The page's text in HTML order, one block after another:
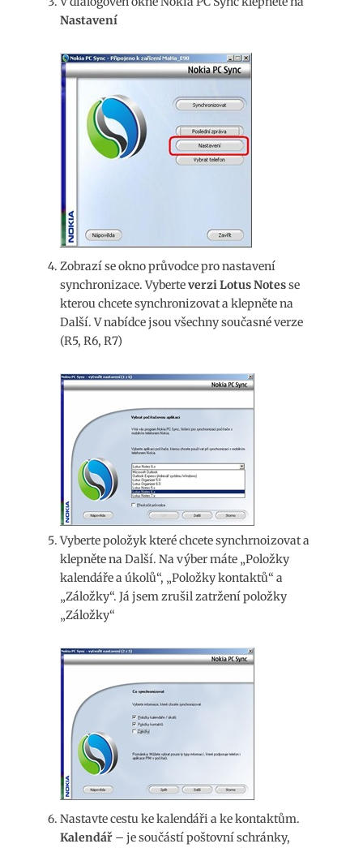
Nastavení
Zobrazí se okno průvodce pro nastavení
synchronizace. Vyberteverzi Lotus Notesse
kterou chcete synchronizovat a klepněte na
Další. V nabídce jsou všechny současné verze
(R5, R6, R7)
Vyberte položyk které chcete synchrnoizovat a
klepněte na Další. Na výber máte „Položky
kalendáře a úkolů“, „Položky kontaktů“ a
„Záložky“. Já jsem zrušil zatržení položky
„Záložky“
Nastavte cestu ke kalendáři a ke kontaktům.
Kalendář – je součástí poštovní schránky,